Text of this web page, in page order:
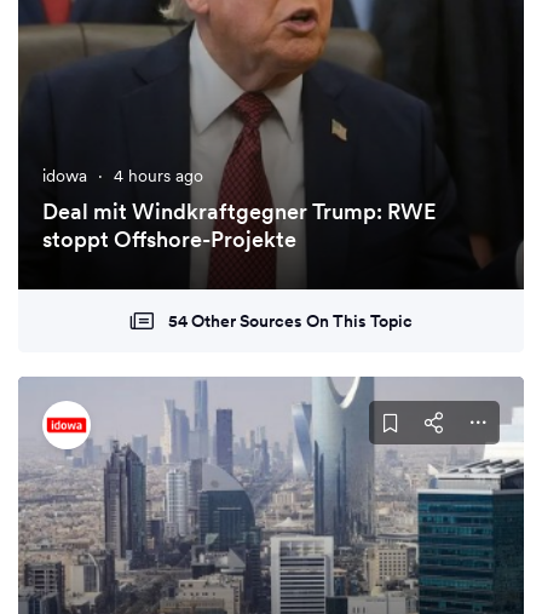
idowa · 4 hours ago
Deal mit Windkraftgegner Trump: RWE
stoppt Offshore-Projekte
54 Other Sources On This Topic